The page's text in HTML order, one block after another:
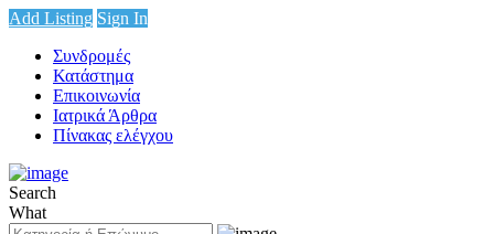
Add Listing Sign In
Συνδρομές
Κατάστημα
Επικοινωνία
Ιατρικά Άρθρα
Πίνακας ελέγχου
Search
What